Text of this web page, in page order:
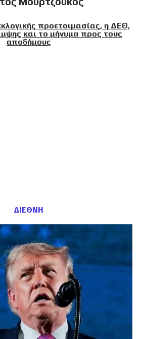
προετοιμασίας, η ΔΕΘ,
και το μήνυμα προς τους
αποδήμους
ΔΙΕΘΝΗ